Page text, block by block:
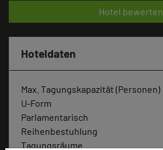
Hotel bewerten
Hoteldaten
Max. Tagungskapazität (Personen)
U-Form
Parlamentarisch
Reihenbestuhlung
Tagungsräume